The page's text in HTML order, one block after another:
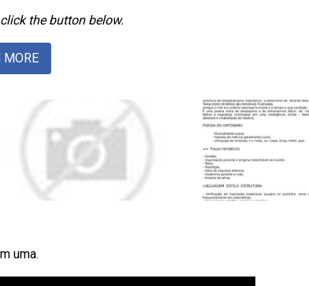
the button below.
MORE
uma.